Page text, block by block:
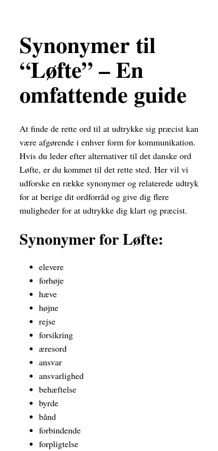
Synonymer til
“Løfte” – En
omfattende guide
At finde de rette ord til at udtrykke sig præcist kan
være afgørende i enhver form for kommunikation.
Hvis du leder efter alternativer til det danske ord
Løfte, er du kommet til det rette sted. Her vil vi
udforske en række synonymer og relaterede udtryk
for at berige dit ordforråd og give dig flere
muligheder for at udtrykke dig klart og præcist.
Synonymer for Løfte:
elevere
forhøje
hæve
højne
rejse
forsikring
æresord
ansvar
ansvarlighed
behæftelse
byrde
bånd
forbindende
forpligtelse